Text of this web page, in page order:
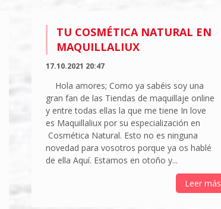
TU COSMÉTICA NATURAL EN
MAQUILLALIUX
17.10.2021 20:47
Hola amores; Como ya sabéis soy una
gran fan de las Tiendas de maquillaje online
y entre todas ellas la que me tiene In love
es Maquillaliux por su especialización en
Cosmética Natural. Esto no es ninguna
novedad para vosotros porque ya os hablé
de ella Aquí. Estamos en otoño y...
Leer más